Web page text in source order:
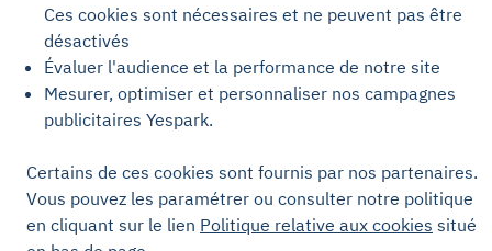
Ces cookies sont nécessaires et ne peuvent pas être
désactivés
Évaluer l'audience et la performance de notre site
Mesurer, optimiser et personnaliser nos campagnes
publicitaires Yespark.
Certains de ces cookies sont fournis par nos partenaires.
Vous pouvez les paramétrer ou consulter notre politique
en cliquant sur le lien Politique relative aux cookies situé